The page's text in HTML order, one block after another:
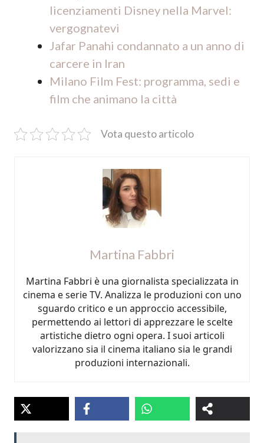
licenziamenti Disney nella Marvel:
vergognatevi
Jafar Panahi condannato a un anno di
carcere in Iran
Milano Film Fest: programma, sedi e
film che animano la città
Vota questo articolo
Martina Fabbri
Martina Fabbri è una giornalista specializzata in
cinema e serie TV. Analizza le produzioni con uno
sguardo critico e un approccio accessibile,
permettendo ai lettori di apprezzare le scelte
artistiche dietro ogni opera. I suoi articoli
valorizzano sia il cinema italiano sia le grandi
produzioni internazionali.